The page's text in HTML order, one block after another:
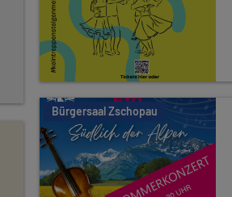
Bürgersaal Zschopau